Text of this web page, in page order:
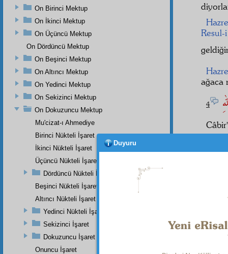
Resul-
ağaca
4
On Birinci Mektup
On İkinci Mektup
On Üçüncü Mektup
On Dördüncü Mektup
On Beşinci Mektup
On Altıncı Mektup
On Yedinci Mektup
On Sekizinci Mektup
On Dokuzuncu Mektup
Mu'cizat-ı Ahmediye
Birinci Nükteli İşaret
İkinci Nükteli İşaret
Üçüncü Nükteli İşaret
Dördüncü Nükteli İşaret
Beşinci Nükteli İşaret
Altıncı Nükteli İşaret
Yedinci Nükteli İşaret
Sekizinci İşaret
Dokuzuncu İşaret
Onuncu İşaret
Duyuru